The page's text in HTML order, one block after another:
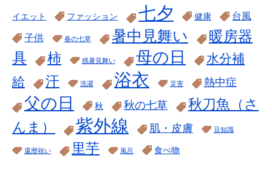
イエット ファッション 七夕 健康
台風
子供
春の七草 暑中見舞い
暖房器
具
柿 残暑見舞い 母の日
水分補
給
汗 洗濯 浴衣 災害 熱中症
父の日 秋 秋の七草
秋刀魚（さ
んま）
紫外線 肌・皮膚 豆知識
還暦祝い 里芋 風呂 食べ物